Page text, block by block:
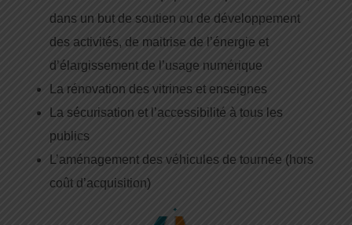
dans un but de soutien ou de développement
des activités, de maitrise de l’énergie et
d’élargissement de l’usage numérique
La rénovation des vitrines et enseignes
La sécurisation et l’accessibilité à tous les
publics
L’aménagement des véhicules de tournée (hors
coût d’acquisition)